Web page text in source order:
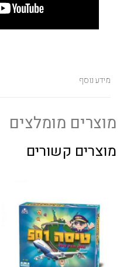
מידע נוסף
מוצרים מומלצים
מוצרים קשורים